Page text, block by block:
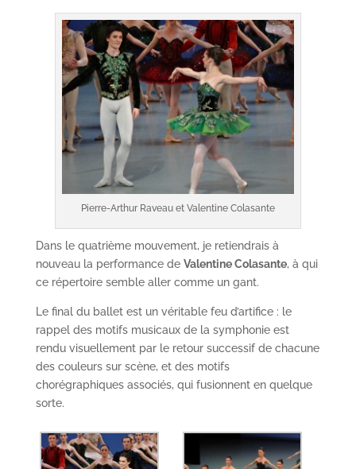
Pierre-Arthur Raveau et Valentine Colasante
Dans le quatrième mouvement, je retiendrais à
nouveau la performance de Valentine Colasante, à qui
ce répertoire semble aller comme un gant.
Le final du ballet est un véritable feu d’artifice : le
rappel des motifs musicaux de la symphonie est
rendu visuellement par le retour successif de chacune
des couleurs sur scène, et des motifs
chorégraphiques associés, qui fusionnent en quelque
sorte.